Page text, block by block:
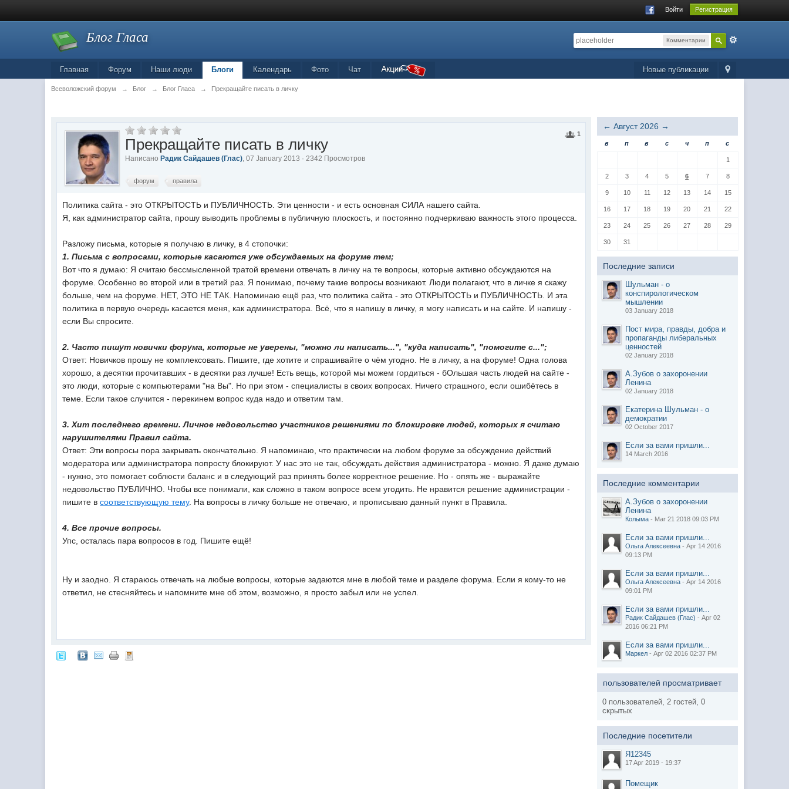
Войти Регистрация
Блог Гласа Комментарии
Новые публикации
Главная Форум Наши люди Блоги Календарь Фото Чат
Всеволожский форум → Блог → Блог Гласа → Прекращайте писать в личку
1
Прекращайте писать в личку
НаписаноРадик Сайдашев (Глас) , 07 January 2013 · 2342 Просмотров
форум правила
Политика сайта - это ОТКРЫТОСТЬ и ПУБЛИЧНОСТЬ. Эти ценности - и есть основная СИЛА нашего сайта.
Я, как администратор сайта, прошу выводить проблемы в публичную плоскость, и постоянно подчеркиваю важность этого процесса.
Разложу письма, которые я получаю в личку, в 4 стопочки:
1. Письма с вопросами, которые касаются уже обсуждаемых на форуме тем;
Вот что я думаю: Я считаю бессмысленной тратой времени отвечать в личку на те вопросы, которые активно обсуждаются на
форуме. Особенно во второй или в третий раз. Я понимаю, почему такие вопросы возникают. Люди полагают, что в личке я скажу
больше, чем на форуме. НЕТ, ЭТО НЕ ТАК. Напоминаю ещё раз, что политика сайта - это ОТКРЫТОСТЬ и ПУБЛИЧНОСТЬ. И эта
политика в первую очередь касается меня, как администратора. Всё, что я напишу в личку, я могу написать и на сайте. И напишу -
если Вы спросите.
2. Часто пишут новички форума, которые не уверены, "можно ли написать...", "куда написать", "помогите с...";
Ответ: Новичков прошу не комплексовать. Пишите, где хотите и спрашивайте о чём угодно. Не в личку, а на форуме! Одна голова
хорошо, а десятки прочитавших - в десятки раз лучше! Есть вещь, которой мы можем гордиться - бОльшая часть людей на сайте -
это люди, которые с компьютерами "на Вы". Но при этом - специалисты в своих вопросах. Ничего страшного, если ошибётесь в
теме. Если такое случится - перекинем вопрос куда надо и ответим там.
3. Хит последнего времени. Личное недовольство участников решениями по блокировке людей, которых я считаю
нарушителями Правил сайта.
Ответ: Эти вопросы пора закрывать окончательно. Я напоминаю, что практически на любом форуме за обсуждение действий
модератора или администратора попросту блокируют. У нас это не так, обсуждать действия администратора - можно. Я даже думаю
- нужно, это помогает соблюсти баланс и в следующий раз принять более корректное решение. Но - опять же - выражайте
недовольство ПУБЛИЧНО. Чтобы все понимали, как сложно в таком вопросе всем угодить. Не нравится решение администрации -
пишите всоответствующую тему. На вопросы в личку больше не отвечаю, и прописываю данный пункт в Правила.
4. Все прочие вопросы.
Упс, осталась пара вопросов в год. Пишите ещё!
Ну и заодно. Я стараюсь отвечать на любые вопросы, которые задаются мне в любой теме и разделе форума. Если я кому-то не
ответил, не стесняйтесь и напомните мне об этом, возможно, я просто забыл или не успел.
← Август 2026 →
в п в с ч п с
1
2 3 4 5 6 7 8
9 10 11 12 13 14 15
16 17 18 19 20 21 22
23 24 25 26 27 28 29
30 31
Последние записи
Шульман - о
конспирологическом
мышлении
03 January 2018
Пост мира, правды, добра и
пропаганды либеральных
ценностей
02 January 2018
А.Зубов о захоронении
Ленина
02 January 2018
Екатерина Шульман - о
демократии
02 October 2017
Если за вами пришли...
14 March 2016
Последние комментарии
А.Зубов о захоронении
Ленина
Колыма- Mar 21 2018 09:03 PM
Если за вами пришли...
Ольга Алексеевна- Apr 14 2016
09:13 PM
Если за вами пришли...
Ольга Алексеевна- Apr 14 2016
09:01 PM
Если за вами пришли...
Радик Сайдашев (Глас) - Apr 02
2016 06:21 PM
Если за вами пришли...
Маркел- Apr 02 2016 02:37 PM
пользователей просматривает
0 пользователей, 2 гостей, 0
скрытых
Последние посетители
Я12345
17 Apr 2019 - 19:37
Помещик